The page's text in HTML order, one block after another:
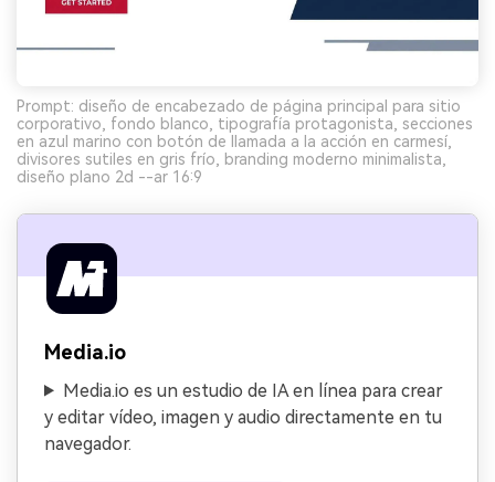
Prompt: diseño de encabezado de página principal para sitio
corporativo, fondo blanco, tipografía protagonista, secciones
en azul marino con botón de llamada a la acción en carmesí,
divisores sutiles en gris frío, branding moderno minimalista,
diseño plano 2d --ar 16:9
Media.io
Media.io es un estudio de IA en línea para crear
y editar vídeo, imagen y audio directamente en tu
navegador.